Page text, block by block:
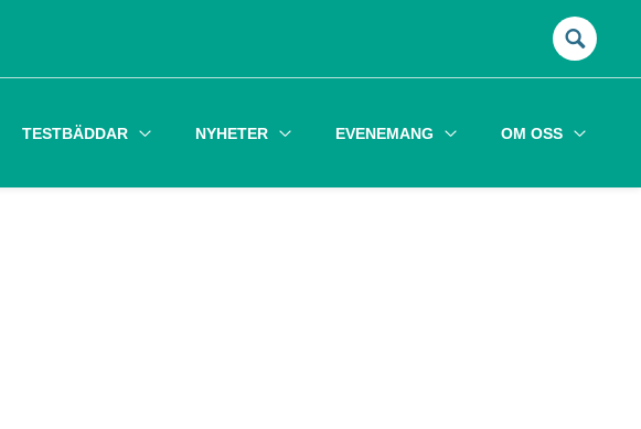
Sök
TESTBÄDDAR NYHETER EVENEMANG OM OSS